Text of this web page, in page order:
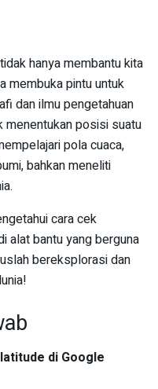
hanya membantu kita
membuka pintu untuk
dan ilmu pengetahuan
menentukan posisi suatu
pola cuaca,
bahkan meneliti
cara cek
alat bantu yang berguna
bereksplorasi dan
di Google